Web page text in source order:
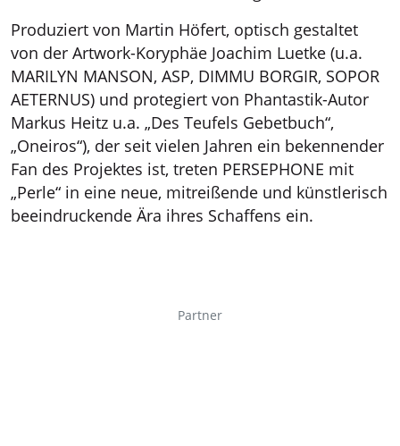
Produziert von Martin Höfert, optisch gestaltet
von der Artwork-Koryphäe Joachim Luetke (u.a.
MARILYN MANSON, ASP, DIMMU BORGIR, SOPOR
AETERNUS) und protegiert von Phantastik-Autor
Markus Heitz u.a. „Des Teufels Gebetbuch“,
„Oneiros“), der seit vielen Jahren ein bekennender
Fan des Projektes ist, treten PERSEPHONE mit
„Perle“ in eine neue, mitreißende und künstlerisch
beeindruckende Ära ihres Schaffens ein.
Partner